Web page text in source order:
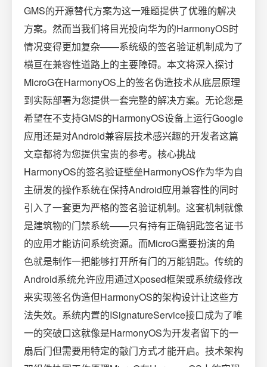
GMS的开源替代方案为这一难题提供了优雅的解决
方案。然而当我们将目光投向华为的HarmonyOS时
情况变得更加复杂——系统级的签名验证机制成为了
横亘在兼容性道路上的主要障碍。本文将深入探讨
MicroG在HarmonyOS上的签名伪造技术从底层原理
到实际部署为您提供一套完整的解决方案。无论您是
希望在不支持GMS的HarmonyOS设备上运行Google
应用还是对Android兼容层技术感兴趣的开发者这篇
文章都将为您提供宝贵的参考。核心挑战
HarmonyOS的签名验证壁垒HarmonyOS作为华为自
主研发的操作系统在保持Android应用兼容性的同时
引入了一套更为严格的签名验证机制。这套机制就像
是建筑物的门禁系统——只有持有正确钥匙签名证书
的应用才能访问系统资源。而MicroG需要扮演的角
色就是制作一把能够打开所有门的万能钥匙。传统的
Android系统允许应用通过Xposed框架或系统级修改
来实现签名伪造但HarmonyOS的架构设计让这些方
法失效。系统内置的ISignatureService接口成为了唯
一的突破口这就像是HarmonyOS为开发者留下的一
扇后门但需要用特定的敲门方式才能开启。技术架构